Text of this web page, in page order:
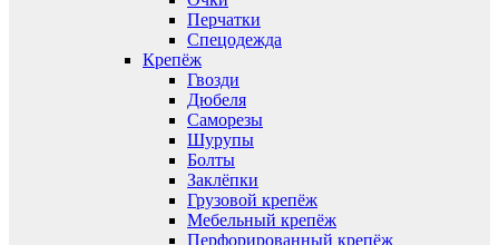
Перчатки
Спецодежда
Крепёж
Гвозди
Дюбеля
Саморезы
Шурупы
Болты
Заклёпки
Грузовой крепёж
Мебельный крепёж
Перфорированный крепёж